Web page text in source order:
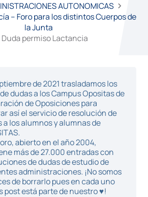
AUTONOMICAS
– Foro para los distintos Cuerpos de
la Junta
Duda permiso Lactancia
de 2021 trasladamos los
dudas a los Campus Opositas de
de Oposiciones para
así el servicio de resolución de
a los alumnos y alumnas de
abierto en el año 2004,
más de 27.000 entradas con
de dudas de estudio de
administraciones. ¡No somos
de borrarlo pues en cada uno
post está parte de nuestro ♥!